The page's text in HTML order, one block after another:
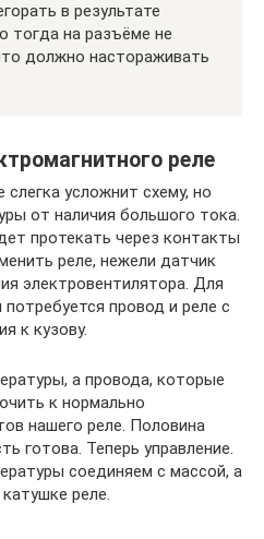
в результате
тогда на разъёме не
должно настораживать
реле
усложнит схему, но
от наличия большого тока.
протекать через контакты
реле, нежели датчик
электровентилятора. Для
провод и реле с
к кузову.
а провода, которые
к нормально
нашего реле. Половина
готова. Теперь управление.
соединяем с массой, а
реле.